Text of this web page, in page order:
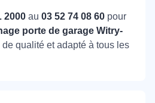
2000 au 03 52 74 08 60 pour
porte de garage Witry-
de qualité et adapté à tous les